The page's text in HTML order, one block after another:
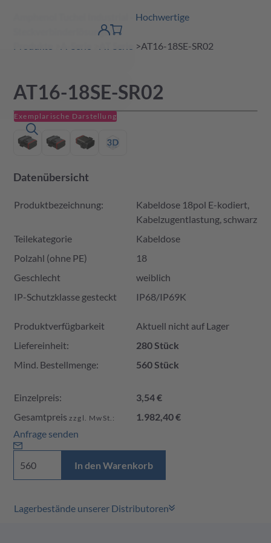
Produktfinder
Warenkorb
Amphenol Tuchel Industrial - Hochwertige
Steckverbinderlösungen
AT16-18SE-SR02
AT16-18SE-SR02
Exemplarische Darstellung
Datenübersicht
Produktbezeichnung:
Kabeldose 18pol E-kodiert,
Kabelzugentlastung, schwarz
Teilekategorie
Kabeldose
Polzahl (ohne PE)
18
Geschlecht
weiblich
IP-Schutzklasse gesteckt
IP68/IP69K
Produktverfügbarkeit
Aktuell nicht auf Lager
Liefereinheit:
280 Stück
Mind. Bestellmenge:
560 Stück
Einzelpreis:
3,54 €
Gesamtpreis zzgl. MwSt.:
1.982,40 €
Anfrage senden
In den Warenkorb
Lagerbestände unserer Distributoren